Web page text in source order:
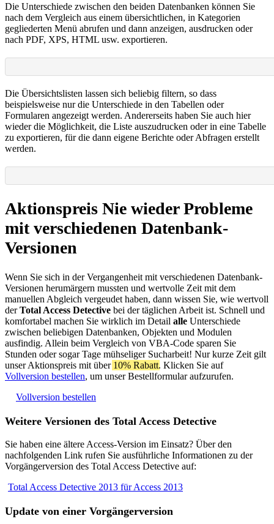
Die Unterschiede zwischen den beiden Datenbanken können Sie
nach dem Vergleich aus einem übersichtlichen, in Kategorien
gegliederten Menü abrufen und dann anzeigen, ausdrucken oder
nach PDF, XPS, HTML usw. exportieren.
Die Übersichtslisten lassen sich beliebig filtern, so dass
beispielsweise nur die Unterschiede in den Tabellen oder
Formularen angezeigt werden. Andererseits haben Sie auch hier
wieder die Möglichkeit, die Liste auszudrucken oder in eine Tabelle
zu exportieren, für die dann eigene Berichte oder Abfragen erstellt
werden.
Aktionspreis Nie wieder Probleme
mit verschiedenen Datenbank-
Versionen
Wenn Sie sich in der Vergangenheit mit verschiedenen Datenbank-
Versionen herumärgern mussten und wertvolle Zeit mit dem
manuellen Abgleich vergeudet haben, dann wissen Sie, wie wertvoll
derTotal Access Detective bei der täglichen Arbeit ist. Schnell und
komfortabel machen Sie wirklich im Detail alle Unterschiede
zwischen beliebigen Datenbanken, Objekten und Modulen
ausfindig. Allein beim Vergleich von VBA-Code sparen Sie
Stunden oder sogar Tage mühseliger Sucharbeit! Nur kurze Zeit gilt
unser Aktionspreis mit über 10% Rabatt. Klicken Sie auf
Vollversion bestellen, um unser Bestellformular aufzurufen.
Vollversion bestellen
Weitere Versionen des Total Access Detective
Sie haben eine ältere Access-Version im Einsatz? Über den
nachfolgenden Link rufen Sie ausführliche Informationen zu der
Vorgängerversion des Total Access Detective auf:
Total Access Detective 2013 für Access 2013
Update von einer Vorgängerversion